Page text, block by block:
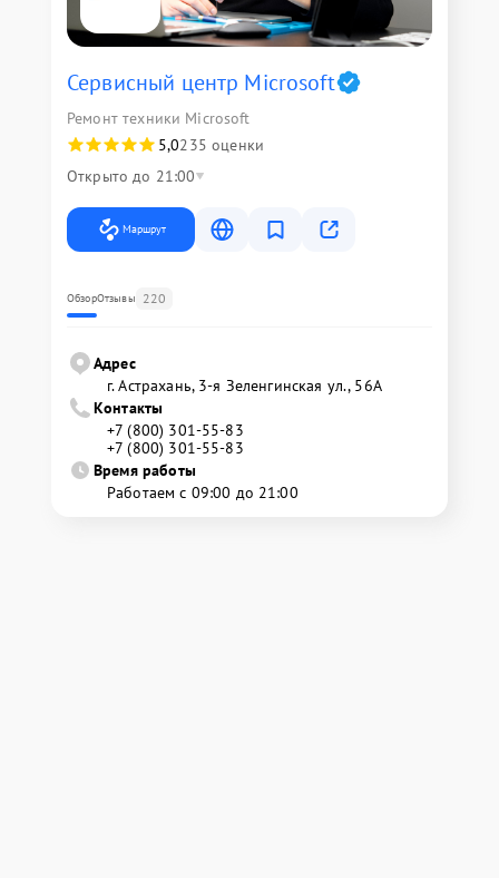
Сервисный центр Microsoft
Ремонт техники Microsoft
5,0235 оценки
Открыто до 21:00
Маршрут
ОбзорОтзывы 220
Адрес
г. Астрахань, 3-я Зеленгинская ул., 56А
Контакты
+7 (800) 301-55-83
+7 (800) 301-55-83
Время работы
Работаем с 09:00 до 21:00